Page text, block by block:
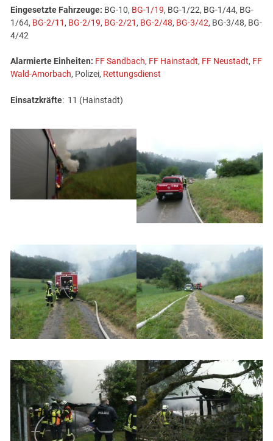
Eingesetzte Fahrzeuge: BG-10, BG-1/19, BG-1/22, BG-1/44, BG-
1/64, BG-2/11, BG-2/19, BG-2/21, BG-2/48, BG-3/42, BG-3/48, BG-
4/42
Alarmierte Einheiten: FF Sandbach, FF Hainstadt, FF Neustadt, FF
Wald-Amorbach, Polizei, Rettungsdienst
Einsatzkräfte: 11 (Hainstadt)